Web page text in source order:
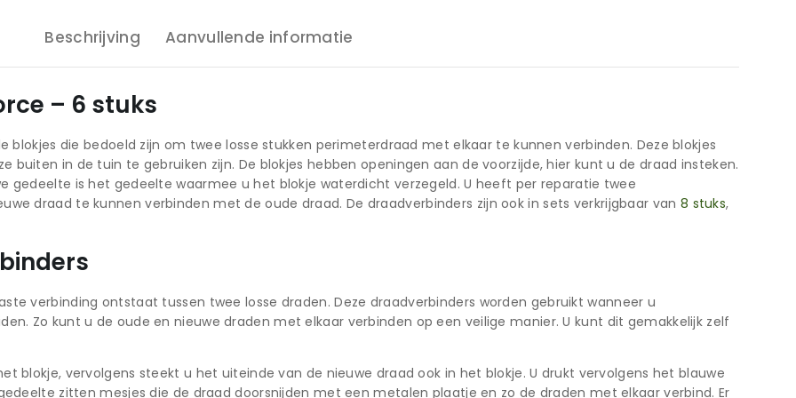
Beschrijving Aanvullende informatie
– 6 stuks
blokjes die bedoeld zijn om twee losse stukken perimeterdraad met elkaar te kunnen verbinden. Deze blokjes
buiten in de tuin te gebruiken zijn. De blokjes hebben openingen aan de voorzijde, hier kunt u de draad insteken.
gedeelte is het gedeelte waarmee u het blokje waterdicht verzegeld. U heeft per reparatie twee
draad te kunnen verbinden met de oude draad. De draadverbinders zijn ook in sets verkrijgbaar van 8 stuks,
verbinding ontstaat tussen twee losse draden. Deze draadverbinders worden gebruikt wanneer u
Zo kunt u de oude en nieuwe draden met elkaar verbinden op een veilige manier. U kunt dit gemakkelijk zelf
blokje, vervolgens steekt u het uiteinde van de nieuwe draad ook in het blokje. U drukt vervolgens het blauwe
zitten mesjes die de draad doorsnijden met een metalen plaatje en zo de draden met elkaar verbind. Er